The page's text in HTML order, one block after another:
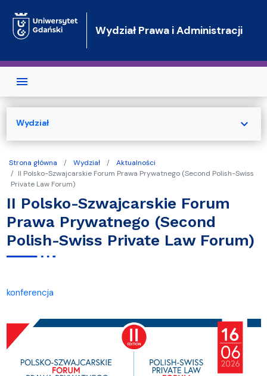
Wydział Prawa i Administracji
Strona główna Wydział
Aktualności
II Polsko-Szwajcarskie Forum Prawa Prywatnego (Second Polish-Swiss
Private Law Forum)
II Polsko-Szwajcarskie Forum
Prawa Prywatnego (Second
Polish-Swiss Private Law Forum)
konferencja
Wydział expand_more